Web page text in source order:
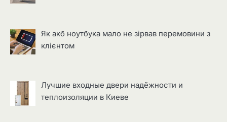
Як акб ноутбука мало не зірвав перемовини з
клієнтом
Лучшие входные двери надёжности и
теплоизоляции в Киеве